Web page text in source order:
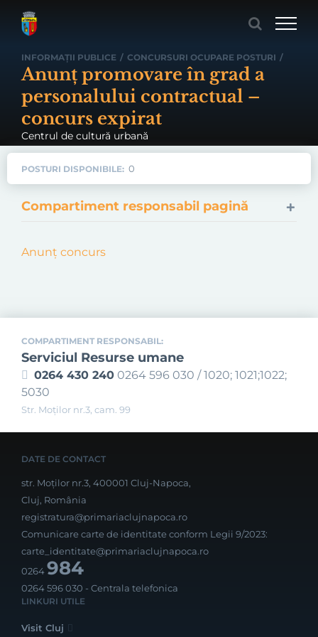
INFORMAȚII PUBLICE / CONCURSURI OCUPARE POSTURI /
Anunț promovare în grad a
personalului contractual –
concurs expirat
Centrul de cultură urbană
POSTURI DISPONIBILE: 0
Compartiment responsabil pagină
Anunț concurs
COMPARTIMENT RESPONSABIL:
Serviciul Resurse umane
0264 430 240 0264 596 030 / 1020; 1021;1022;
5030
Str. Moţilor nr.3, cam. 99
DATE DE CONTACT
str. Moților nr.3, 400001 Cluj-Napoca,
Cluj, România
registratura@primariaclujnapoca.ro
Comunicare carte de identitate conform Legii 9/2023:
carte_identitate@primariaclujnapoca.ro
0264984
0264 596 030 - Centrala telefonica
LINKURI UTILE
Visit Cluj